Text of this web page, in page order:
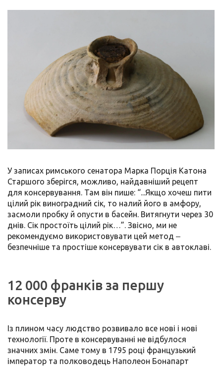
У записах римського сенатора Марка Порція Катона
Старшого зберігся, можливо, найдавніший рецепт
для консервування. Там він пише: “...Якщо хочеш пити
цілий рік виноградний сік, то налий його в амфору,
засмоли пробку й опусти в басейн. Витягнути через 30
днів. Сік простоїть цілий рік…”. Звісно, ми не
рекомендуємо використовувати цей метод ‒
безпечніше та простіше консервувати сік в автоклаві.
12 000 франків за першу
консерву
Із плином часу людство розвивало все нові і нові
технології. Проте в консервуванні не відбулося
значних змін. Саме тому в 1795 році французький
імператор та полководець Наполеон Бонапарт